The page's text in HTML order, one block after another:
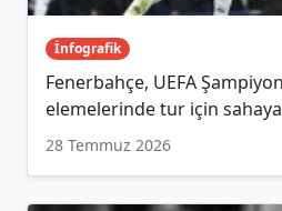
İnfografik
Fenerbahçe, UEFA
elemelerinde tur için sahaya
28 Temmuz 2026